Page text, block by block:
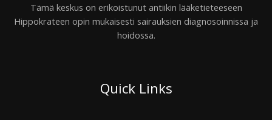
Tämä keskus on erikoistunut antiikin lääketieteeseen
Hippokrateen opin mukaisesti sairauksien diagnosoinnissa ja
hoidossa.
Quick Links